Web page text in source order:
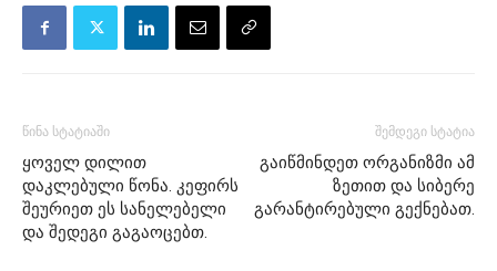
წინა სტატიაში
ყოველ დილით
დაკლებული წონა. კეფირს
შეურიეთ ეს სანელებელი
და შედეგი გაგაოცებთ.
შემდეგი სტატია
გაიწმინდეთ ორგანიზმი ამ
ზეთით და სიბერე
გარანტირებული გექნებათ.